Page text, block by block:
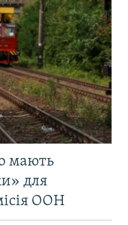
мають
для
ООН